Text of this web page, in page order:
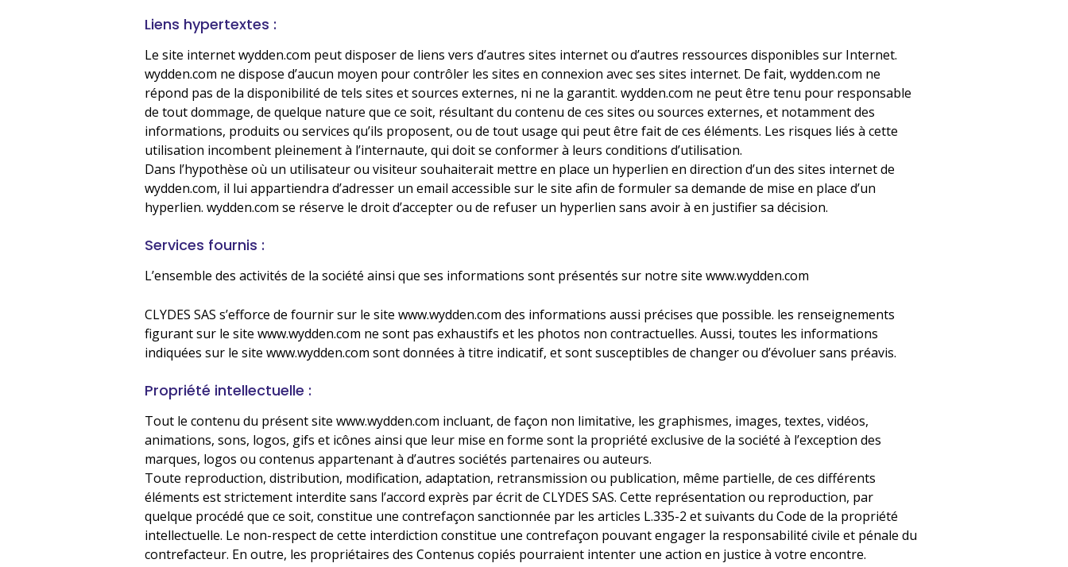
Liens hypertextes :
Le site internet wydden.com peut disposer de liens vers d’autres sites internet ou d’autres ressources disponibles sur Internet.
wydden.com ne dispose d’aucun moyen pour contrôler les sites en connexion avec ses sites internet. De fait, wydden.com ne
répond pas de la disponibilité de tels sites et sources externes, ni ne la garantit. wydden.com ne peut être tenu pour responsable
de tout dommage, de quelque nature que ce soit, résultant du contenu de ces sites ou sources externes, et notamment des
informations, produits ou services qu’ils proposent, ou de tout usage qui peut être fait de ces éléments. Les risques liés à cette
utilisation incombent pleinement à l’internaute, qui doit se conformer à leurs conditions d’utilisation.
Dans l’hypothèse où un utilisateur ou visiteur souhaiterait mettre en place un hyperlien en direction d’un des sites internet de
wydden.com, il lui appartiendra d’adresser un email accessible sur le site afin de formuler sa demande de mise en place d’un
hyperlien. wydden.com se réserve le droit d’accepter ou de refuser un hyperlien sans avoir à en justifier sa décision.
Services fournis :
L’ensemble des activités de la société ainsi que ses informations sont présentés sur notre site www.wydden.com
CLYDES SAS s’efforce de fournir sur le site www.wydden.com des informations aussi précises que possible. les renseignements
figurant sur le site www.wydden.com ne sont pas exhaustifs et les photos non contractuelles. Aussi, toutes les informations
indiquées sur le site www.wydden.com sont données à titre indicatif, et sont susceptibles de changer ou d’évoluer sans préavis.
Propriété intellectuelle :
Tout le contenu du présent site www.wydden.com incluant, de façon non limitative, les graphismes, images, textes, vidéos,
animations, sons, logos, gifs et icônes ainsi que leur mise en forme sont la propriété exclusive de la société à l’exception des
marques, logos ou contenus appartenant à d’autres sociétés partenaires ou auteurs.
Toute reproduction, distribution, modification, adaptation, retransmission ou publication, même partielle, de ces différents
éléments est strictement interdite sans l’accord exprès par écrit de CLYDES SAS. Cette représentation ou reproduction, par
quelque procédé que ce soit, constitue une contrefaçon sanctionnée par les articles L.335-2 et suivants du Code de la propriété
intellectuelle. Le non-respect de cette interdiction constitue une contrefaçon pouvant engager la responsabilité civile et pénale du
contrefacteur. En outre, les propriétaires des Contenus copiés pourraient intenter une action en justice à votre encontre.